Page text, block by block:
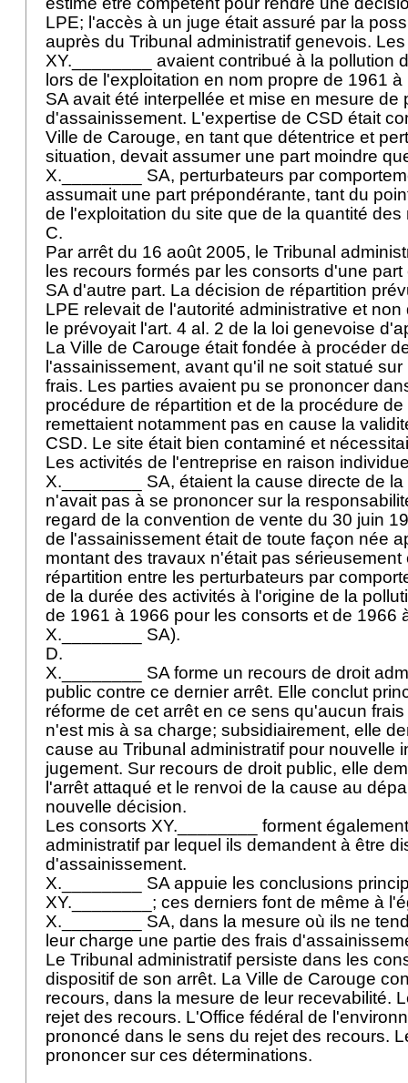
LPE; l'accès à un juge était assuré par la
auprès du Tribunal administratif genevois.
XY.________ avaient contribué à la pollution
lors de l'exploitation en nom propre de 1961
SA avait été interpellée et mise en mesure de
d'assainissement. L'expertise de CSD était
Ville de Carouge, en tant que détentrice et
situation, devait assumer une part moindre
X.________ SA, perturbateurs par
assumait une part prépondérante, tant du
de l'exploitation du site que de la quantité
C.
Par arrêt du 16 août 2005, le Tribunal
les recours formés par les consorts d'une
SA d'autre part. La décision de répartition
LPE relevait de l'autorité administrative et
le prévoyait l'art. 4 al. 2 de la loi genevoise
La Ville de Carouge était fondée à procéder
l'assainissement, avant qu'il ne soit statué
frais. Les parties avaient pu se prononcer
procédure de répartition et de la procédure
remettaient notamment pas en cause la
CSD. Le site était bien contaminé et
Les activités de l'entreprise en raison
X.________ SA, étaient la cause directe de
n'avait pas à se prononcer sur la
regard de la convention de vente du 30 juin
de l'assainissement était de toute façon née
montant des travaux n'était pas sérieusement
répartition entre les perturbateurs par
de la durée des activités à l'origine de la
de 1961 à 1966 pour les consorts et de 1966
X.________ SA).
D.
X.________ SA forme un recours de droit
public contre ce dernier arrêt. Elle conclut
réforme de cet arrêt en ce sens qu'aucun
n'est mis à sa charge; subsidiairement, elle
cause au Tribunal administratif pour nouvelle
jugement. Sur recours de droit public, elle
l'arrêt attaqué et le renvoi de la cause au
nouvelle décision.
Les consorts XY.________ forment
administratif par lequel ils demandent à être
d'assainissement.
X.________ SA appuie les conclusions
XY.________; ces derniers font de même à
X.________ SA, dans la mesure où ils ne
leur charge une partie des frais
Le Tribunal administratif persiste dans les
dispositif de son arrêt. La Ville de Carouge
recours, dans la mesure de leur recevabilité.
rejet des recours. L'Office fédéral de
prononcé dans le sens du rejet des recours.
prononcer sur ces déterminations.